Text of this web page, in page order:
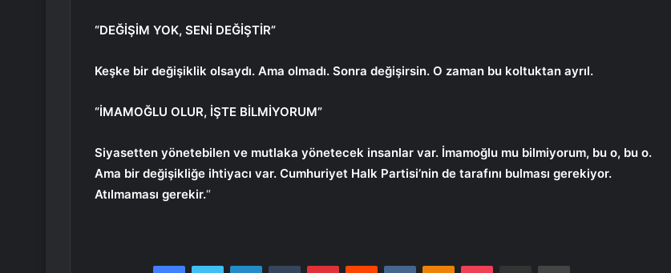
“DEĞİŞİM YOK, SENİ DEĞİŞTİR”
Keşke bir değişiklik olsaydı. Ama olmadı. Sonra değişirsin. O zaman bu koltuktan ayrıl.
“İMAMOĞLU OLUR, İŞTE BİLMİYORUM”
Siyasetten yönetebilen ve mutlaka yönetecek insanlar var. İmamoğlu mu bilmiyorum, bu o, bu o.
Ama bir değişikliğe ihtiyacı var. Cumhuriyet Halk Partisi’nin de tarafını bulması gerekiyor.
Atılmaması gerekir.“
FacebookTwitter LinkedInTumblr PinterestReddit VKontakteOdnoklassniki
Pocket E-Posta ile paylaş Yazdır